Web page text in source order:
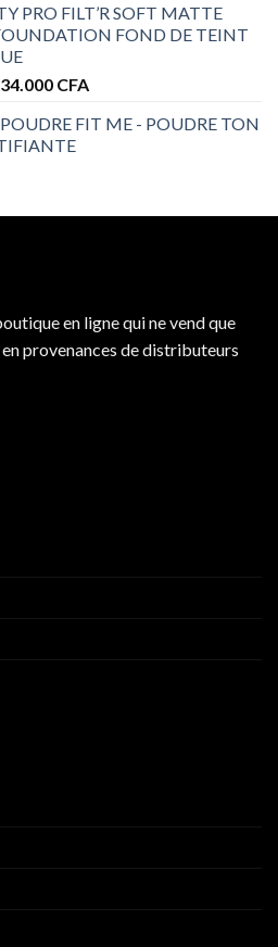
28.000 CFA
à
PRO FILT’R SOFT MATTE
FOND DE TEINT
34.000 CFA
prix :
FIT ME - POUDRE TON
en ligne qui ne vend que
provenances de distributeurs